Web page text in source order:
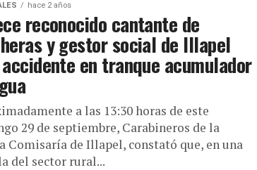
hace 2 años
reconocido cantante de
y gestor social de Illapel
en tranque acumulador
a las 13:30 horas de este
29 de septiembre, Carabineros de la
Comisaría de Illapel, constató que, en una
del sector rural...